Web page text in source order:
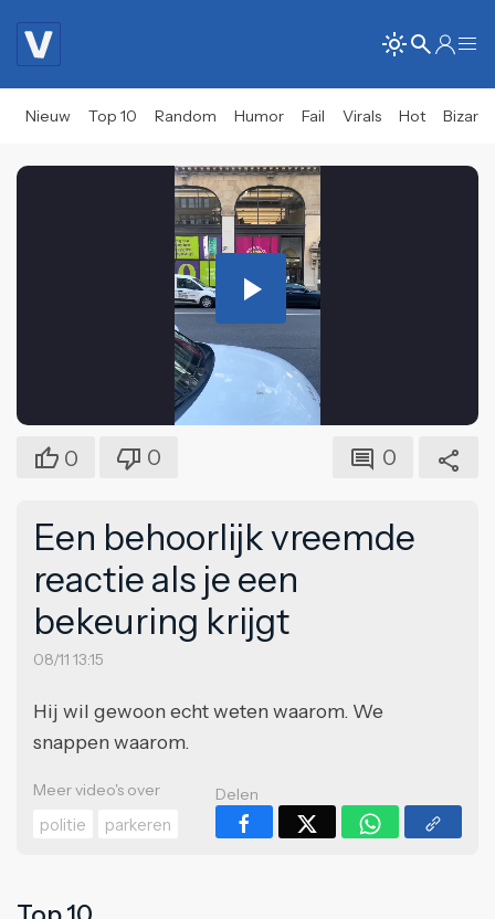
Nieuw Top 10 Random Humor Fail Virals Hot Bizar
Play
Video
0 0 0
Een behoorlijk vreemde
reactie als je een
bekeuring krijgt
08/11 13:15
Hij wil gewoon echt weten waarom. We
snappen waarom.
Meer video's over
politie
parkeren
Delen